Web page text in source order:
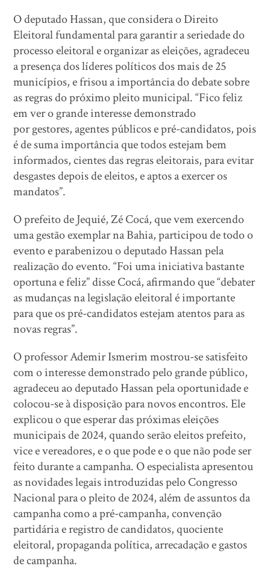
O deputado Hassan, que considera o Direito
Eleitoral fundamental para garantir a seriedade do
processo eleitoral e organizar as eleições, agradeceu
a presença dos líderes políticos dos mais de 25
municípios, e frisou a importância do debate sobre
as regras do próximo pleito municipal. “Fico feliz
em ver o grande interesse demonstrado
por gestores, agentes públicos e pré-candidatos, pois
é de suma importância que todos estejam bem
informados, cientes das regras eleitorais, para evitar
desgastes depois de eleitos, e aptos a exercer os
mandatos”.
O prefeito de Jequié, Zé Cocá, que vem exercendo
uma gestão exemplar na Bahia, participou de todo o
evento e parabenizou o deputado Hassan pela
realização do evento. “Foi uma iniciativa bastante
oportuna e feliz” disse Cocá, afirmando que “debater
as mudanças na legislação eleitoral é importante
para que os pré-candidatos estejam atentos para as
novas regras”.
O professor Ademir Ismerim mostrou-se satisfeito
com o interesse demonstrado pelo grande público,
agradeceu ao deputado Hassan pela oportunidade e
colocou-se à disposição para novos encontros. Ele
explicou o que esperar das próximas eleições
municipais de 2024, quando serão eleitos prefeito,
vice e vereadores, e o que pode e o que não pode ser
feito durante a campanha. O especialista apresentou
as novidades legais introduzidas pelo Congresso
Nacional para o pleito de 2024, além de assuntos da
campanha como a pré-campanha, convenção
partidária e registro de candidatos, quociente
eleitoral, propaganda política, arrecadação e gastos
de campanha.